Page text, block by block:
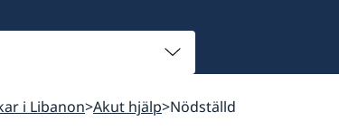
i Libanon Akut hjälp Nödställd